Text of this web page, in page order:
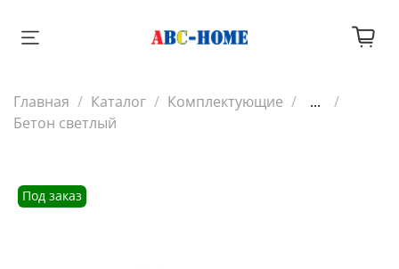
Главная Каталог Комплектующие
...
Бетон светлый
Под заказ